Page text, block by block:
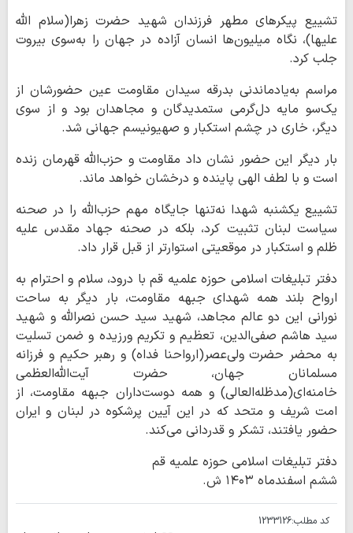
تشییع پیکرهای مطهر فرزندان شهید حضرت زهرا(سلام الله
علیها)، نگاه میلیون‌ها انسان آزاده در جهان را به‌سوی بیروت
جلب کرد.
مراسم به‌یادماندنی بدرقه سیدان مقاومت عین حضورشان از
یک‌سو مایه دل‌گرمی ستمدیدگان و مجاهدان بود و از سوی
دیگر، خاری در چشم استکبار و صهیونیسم جهانی شد.
بار دیگر این حضور نشان داد مقاومت و حزب‌الله قهرمان زنده
است و با لطف الهی پاینده و درخشان خواهد ماند.
تشییع یکشنبه شهدا نه‌تنها جایگاه مهم حزب‌الله را در صحنه
سیاست لبنان تثبیت کرد، بلکه در صحنه جهاد مقدس علیه
ظلم و استکبار در موقعیتی استوارتر از قبل قرار داد.
دفتر تبلیغات اسلامی حوزه علمیه قم با درود، سلام و احترام به
ارواح بلند همه شهدای جبهه مقاومت، بار دیگر به ساحت
نورانی این دو عالم مجاهد، شهید سید حسن نصرالله و شهید
سید هاشم صفی‌الدین، تعظیم و تکریم ورزیده و ضمن تسلیت
به محضر حضرت ولی‌عصر(ارواحنا فداه) و رهبر حکیم و فرزانه
مسلمانان جهان، حضرت آیت‌الله‌العظمی
خامنه‌ای(مدظله‌العالی) و همه دوست‌داران جبهه مقاومت، از
امت شریف و متحد که در این آیین پرشکوه در لبنان و ایران
حضور یافتند، تشکر و قدردانی می‌کند.
دفتر تبلیغات اسلامی حوزه علمیه قم
ششم اسفندماه ۱۴۰۳ ش.
کد مطلب:1233126